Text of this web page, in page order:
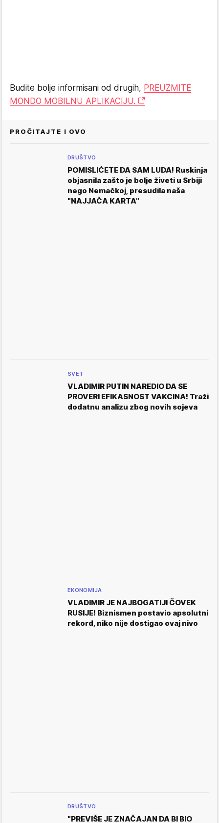
Budite bolje informisani od drugih, PREUZMITE
MONDO MOBILNU APLIKACIJU.
PROČITAJTE I OVO
DRUŠTVO
POMISLIĆETE DA SAM LUDA! Ruskinja
objasnila zašto je bolje živeti u Srbiji
nego Nemačkoj, presudila naša
"NAJJAČA KARTA"
SVET
VLADIMIR PUTIN NAREDIO DA SE
PROVERI EFIKASNOST VAKCINA! Traži
dodatnu analizu zbog novih sojeva
EKONOMIJA
VLADIMIR JE NAJBOGATIJI ČOVEK
RUSIJE! Biznismen postavio apsolutni
rekord, niko nije dostigao ovaj nivo
DRUŠTVO
"PREVIŠE JE ZNAČAJAN DA BI BIO